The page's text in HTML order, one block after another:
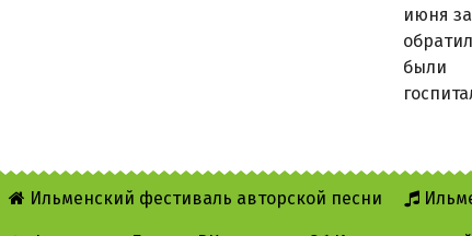
июня
были
Ильменский фестиваль авторской песни